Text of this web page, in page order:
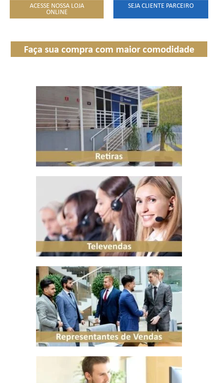
ACESSE NOSSA LOJA
ONLINE
SEJA CLIENTE PARCEIRO
Faça sua compra com maior comodidade